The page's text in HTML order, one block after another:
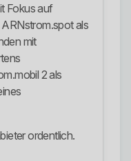
Fokus auf
als
mit
2 als
ordentlich.